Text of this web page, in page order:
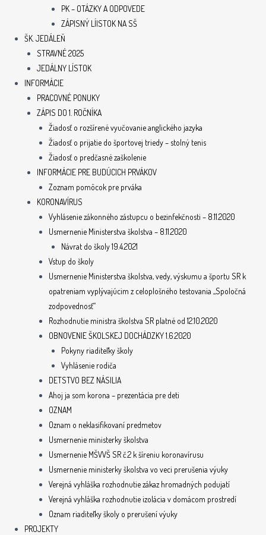
PK – OTÁZKY A ODPOVEDE
ZÁPISNÝ LÍISTOK NA SŠ
ŠK. JEDÁLEŇ
STRAVNÉ 2025
JEDÁLNY LÍSTOK
INFORMÁCIE
PRACOVNÉ PONUKY
ZÁPIS DO 1. ROČNÍKA
Žiadosť o rozšírené vyučovanie anglického jazyka
Žiadosť o prijatie do športovej triedy – stolný tenis
Žiadosť o predčasné zaškolenie
INFORMÁCIE PRE BUDÚCICH PRVÁKOV
Zoznam pomôcok pre prváka
KORONAVÍRUS
Vyhlásenie zákonného zástupcu o bezinfekčnosti – 8.11.2020
Usmernenie Ministerstva školstva – 8.11.2020
Návrat do školy 19.4.2021
Vstup do školy
Usmernenie Ministerstva školstva, vedy, výskumu a športu SR k
opatreniam vyplývajúcim z celoplošného testovania „Spoločná
zodpovednosť“
Rozhodnutie ministra školstva SR platné od 12.10.2020
OBNOVENIE ŠKOLSKEJ DOCHÁDZKY 1.6.2020
Pokyny riaditeľky školy
Vyhlásenie rodiča
DETSTVO BEZ NÁSILIA
Ahoj ja som korona – prezentácia pre deti
OZNAM
Oznam o neklasifikovaní predmetov
Usmernenie ministerky školstva
Usmernenie MŠVVŠ SR č.2 k šíreniu koronavírusu
Usmernenie ministerky školstva vo veci prerušenia výuky
Verejná vyhláška rozhodnutie zákaz hromadných podujatí
Verejná vyhláška rozhodnutie izolácia v domácom prostredí
Oznam riaditeľky školy o prerušení výuky
PROJEKTY